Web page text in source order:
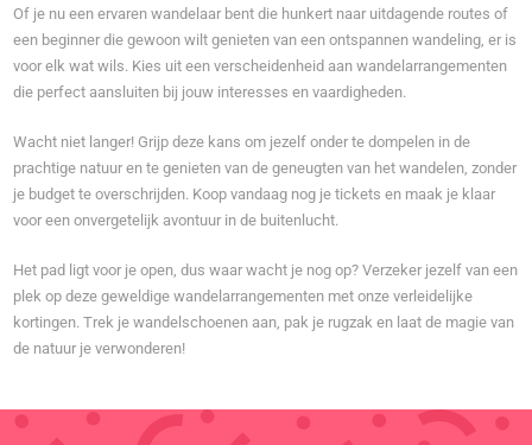
Of je nu een ervaren wandelaar bent die hunkert naar uitdagende routes of
een beginner die gewoon wilt genieten van een ontspannen wandeling, er is
voor elk wat wils. Kies uit een verscheidenheid aan wandelarrangementen
die perfect aansluiten bij jouw interesses en vaardigheden.
Wacht niet langer! Grijp deze kans om jezelf onder te dompelen in de
prachtige natuur en te genieten van de geneugten van het wandelen, zonder
je budget te overschrijden. Koop vandaag nog je tickets en maak je klaar
voor een onvergetelijk avontuur in de buitenlucht.
Het pad ligt voor je open, dus waar wacht je nog op? Verzeker jezelf van een
plek op deze geweldige wandelarrangementen met onze verleidelijke
kortingen. Trek je wandelschoenen aan, pak je rugzak en laat de magie van
de natuur je verwonderen!